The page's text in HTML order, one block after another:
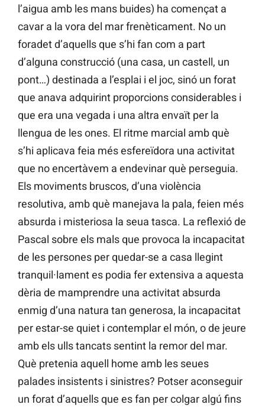
l’aigua amb les mans buides) ha començat a
cavar a la vora del mar frenèticament. No un
foradet d’aquells que s’hi fan com a part
d’alguna construcció (una casa, un castell, un
pont…) destinada a l’esplai i el joc, sinó un forat
que anava adquirint proporcions considerables i
que era una vegada i una altra envaït per la
llengua de les ones. El ritme marcial amb què
s’hi aplicava feia més esfereïdora una activitat
que no encertàvem a endevinar què perseguia.
Els moviments bruscos, d’una violència
resolutiva, amb què manejava la pala, feien més
absurda i misteriosa la seua tasca. La reflexió de
Pascal sobre els mals que provoca la incapacitat
de les persones per quedar-se a casa llegint
tranquil·lament es podia fer extensiva a aquesta
dèria de mamprendre una activitat absurda
enmig d’una natura tan generosa, la incapacitat
per estar-se quiet i contemplar el món, o de jeure
amb els ulls tancats sentint la remor del mar.
Què pretenia aquell home amb les seues
palades insistents i sinistres? Potser aconseguir
un forat d’aquells que es fan per colgar algú fins